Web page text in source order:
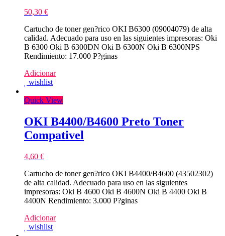
50,30 €
Cartucho de toner gen?rico OKI B6300 (09004079) de alta
calidad. Adecuado para uso en las siguientes impresoras: Oki
B 6300 Oki B 6300DN Oki B 6300N Oki B 6300NPS
Rendimiento: 17.000 P?ginas
Adicionar
wishlist
Quick View
OKI B4400/B4600 Preto Toner
Compativel
4,60 €
Cartucho de toner gen?rico OKI B4400/B4600 (43502302)
de alta calidad. Adecuado para uso en las siguientes
impresoras: Oki B 4600 Oki B 4600N Oki B 4400 Oki B
4400N Rendimiento: 3.000 P?ginas
Adicionar
wishlist